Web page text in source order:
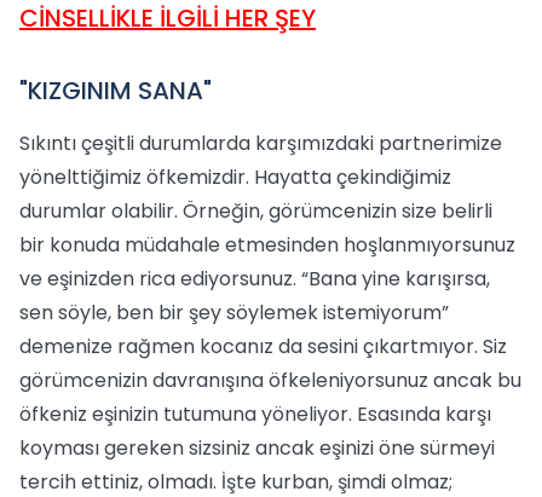
CİNSELLİKLE İLGİLİ HER ŞEY
"KIZGINIM SANA"
Sıkıntı çeşitli durumlarda karşımızdaki partnerimize
yönelttiğimiz öfkemizdir. Hayatta çekindiğimiz
durumlar olabilir. Örneğin, görümcenizin size belirli
bir konuda müdahale etmesinden hoşlanmıyorsunuz
ve eşinizden rica ediyorsunuz. “Bana yine karışırsa,
sen söyle, ben bir şey söylemek istemiyorum”
demenize rağmen kocanız da sesini çıkartmıyor. Siz
görümcenizin davranışına öfkeleniyorsunuz ancak bu
öfkeniz eşinizin tutumuna yöneliyor. Esasında karşı
koyması gereken sizsiniz ancak eşinizi öne sürmeyi
tercih ettiniz, olmadı. İşte kurban, şimdi olmaz;